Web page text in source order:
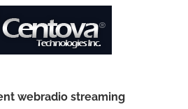
webradio streaming